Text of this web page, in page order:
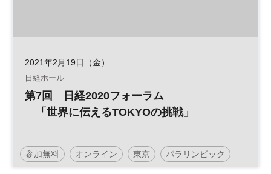
2021年2月19日（金）
日経ホール
第7回 日経2020フォーラム
「世界に伝えるTOKYOの挑戦」
参加無料 オンライン 東京 パラリンピック